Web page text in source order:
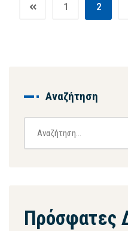
1 2
Αναζήτηση
Πρόσφατες